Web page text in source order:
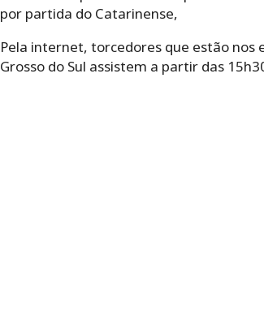
por partida do Catarinense,
Pela internet, torcedores que estão nos
Grosso do Sul assistem a partir das